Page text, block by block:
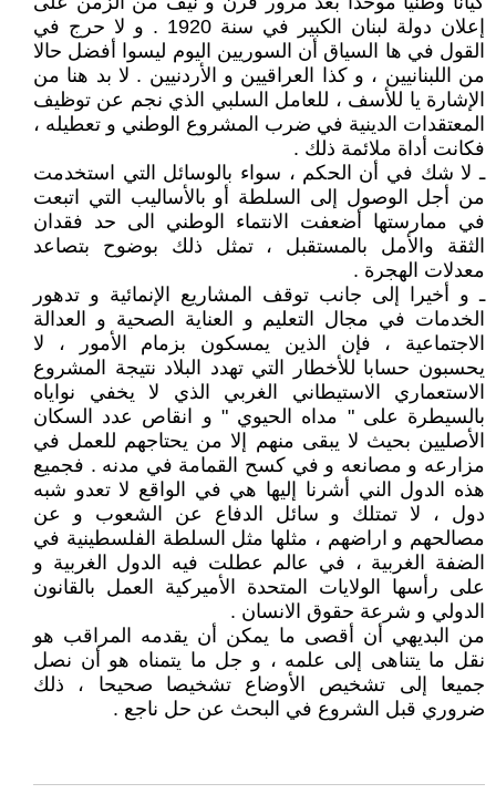
إعلان دولة لبنان الكبير في سنة 1920 . و لا حرج في
القول في ها السياق أن السوريين اليوم ليسوا أفضل حالا
من اللبنانيين ، و كذا العراقيين و الأردنيين . لا بد هنا من
الإشارة يا للأسف ، للعامل السلبي الذي نجم عن توظيف
المعتقدات الدينية في ضرب المشروع الوطني و تعطيله ،
فكانت أداة ملائمة ذلك .
ـ لا شك في أن الحكم ، سواء بالوسائل التي استخدمت
من أجل الوصول إلى السلطة أو بالأساليب التي اتبعت
في ممارستها أضعفت الانتماء الوطني الى حد فقدان
الثقة والأمل بالمستقبل ، تمثل ذلك بوضوح بتصاعد
معدلات الهجرة .
ـ و أخيرا إلى جانب توقف المشاريع الإنمائية و تدهور
الخدمات في مجال التعليم و العناية الصحية و العدالة
الاجتماعية ، فإن الذين يمسكون بزمام الأمور ، لا
يحسبون حسابا للأخطار التي تهدد البلاد نتيجة المشروع
الاستعماري الاستيطاني الغربي الذي لا يخفي نواياه
بالسيطرة على " مداه الحيوي " و انقاص عدد السكان
الأصليين بحيث لا يبقى منهم إلا من يحتاجهم للعمل في
مزارعه و مصانعه و في كسح القمامة في مدنه . فجميع
هذه الدول الني أشرنا إليها هي في الواقع لا تعدو شبه
دول ، لا تمتلك و سائل الدفاع عن الشعوب و عن
مصالحهم و اراضهم ، مثلها مثل السلطة الفلسطينية في
الضفة الغربية ، في عالم عطلت فيه الدول الغربية و
على رأسها الولايات المتحدة الأميركية العمل بالقانون
الدولي و شرعة حقوق الانسان .
من البديهي أن أقصى ما يمكن أن يقدمه المراقب هو
نقل ما يتناهى إلى علمه ، و جل ما يتمناه هو أن نصل
جميعا إلى تشخيص الأوضاع تشخيصا صحيحا ، ذلك
ضروري قبل الشروع في البحث عن حل ناجع .